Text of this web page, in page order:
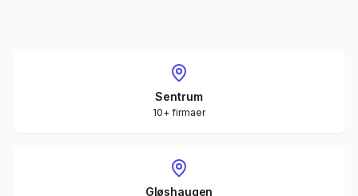
Sentrum
10+ firmaer
Gløshaugen